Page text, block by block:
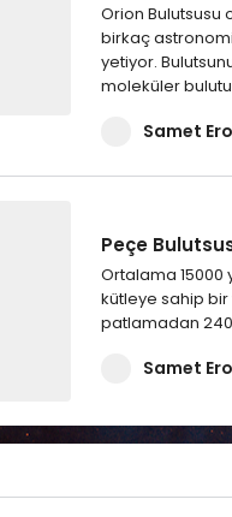
Orion Bulutsusu
birkaç
yetiyor.
moleküler
Samet
Peçe
Ortalama 15000
kütleye sahip bir
patlamadan
Samet